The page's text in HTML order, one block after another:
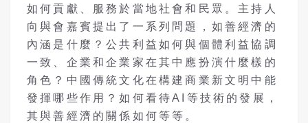
如何貢獻、服務於當地社會和民眾。主持人
向與會嘉賓提出了一系列問題，如善經濟的
內涵是什麼？公共利益如何與個體利益協調
一致、企業和企業家在其中應扮演什麼樣的
角色？中國傳統文化在構建商業新文明中能
發揮哪些作用？如何看待AI等技術的發展，
其與善經濟的關係如何等等。